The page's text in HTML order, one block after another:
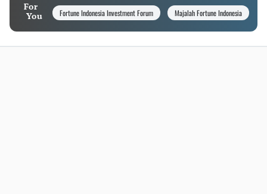
For
You
Fortune Indonesia Investment Forum Majalah Fortune Indonesia